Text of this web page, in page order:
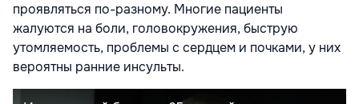
проявляться по-разному. Многие пациенты
жалуются на боли, головокружения, быструю
утомляемость, проблемы с сердцем и почками, у них
вероятны ранние инсульты.